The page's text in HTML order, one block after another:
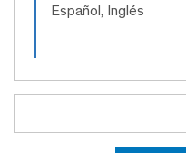
Español, Inglés